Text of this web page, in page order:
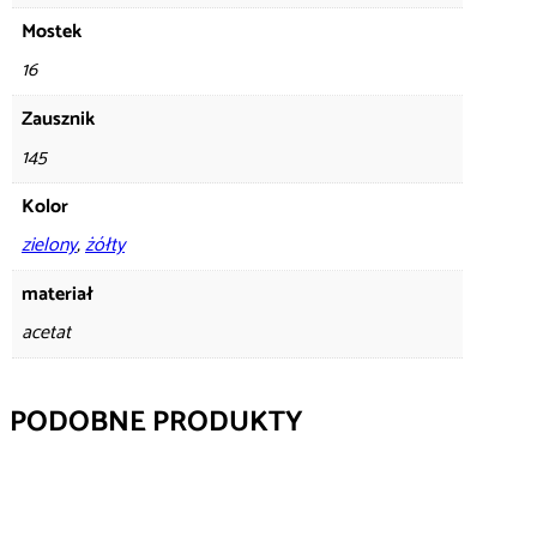
Mostek
16
Zausznik
145
Kolor
zielony,żółty
materiał
acetat
PODOBNE PRODUKTY